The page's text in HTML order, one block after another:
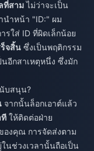
ที่สามไม่ว่าจะเป็น
นำหน้า "ID:" ผม
รใส่ ID ที่ผิดเล็กน้อย
ร็จสิ้น ซึ่งเป็นพฤติกรรม
อีกสาเหตุหนึ่ง ซึ่งมัก
บสนุน?
จากนั้นล็อกเอาต์แล้ว
ที ให้ติดต่อฝ่าย
องคุณ การจัดส่งตาม
นช่วงเวลานั้นถือเป็น